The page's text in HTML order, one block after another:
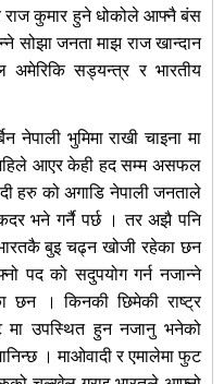
राज कुमार हुने धोकोले आफ्नै बंस
सोझा जनता माझ राज खान्दान
सड्यन्त्र र भारतीय
नेपाली भुमिमा राखी चाइना मा
अहिले आएर केही हद सम्म असफल
हरु को अगाडि नेपाली जनताले
भने गर्नै पर्छ । तर अझै पनि
बुइ चढ्न खोजी रहेका छन
पद को सदुपयोग गर्न नजान्ने
छन । किनकी छिमेकी राष्ट्र
मा उपस्थित हुन नजानु भनेको
। माओवादी र एमालेमा फुट